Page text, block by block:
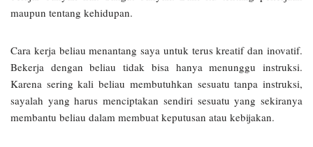
maupun tentang kehidupan.
Cara kerja beliau menantang saya untuk terus kreatif dan inovatif.
Bekerja dengan beliau tidak bisa hanya menunggu instruksi.
Karena sering kali beliau membutuhkan sesuatu tanpa instruksi,
sayalah yang harus menciptakan sendiri sesuatu yang sekiranya
membantu beliau dalam membuat keputusan atau kebijakan.